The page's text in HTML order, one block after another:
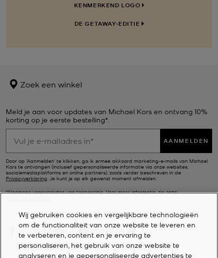
KENMERKEND LOGO
DE GETAWAY-EDITIE
Zoek een winkel
Meld je aan voor updates van Michael Kors en ontvang 10%
korting op je eerste bestelling*.
AANMELDEN
Door op ‘Aanmelden’ te klikken, ga ik ermee akkoord marketing-e-mails van Michael
Kors te ontvangen (inclusief gepersonaliseerde informatie via onze websites,
socialemediaplatforms en online partners), zoals verder beschreven in de
Privacyverklaring . Je kunt je op elk gewenst moment afmelden.
*Algemene voorwaarden van toepassing. Voor meer informatie, zie onze
Wij gebruiken cookies en vergelijkbare technologieën
om de functionaliteit van onze website te leveren en
te verbeteren, content en je ervaring te
personaliseren, het gebruik van onze website te
analyseren en je gepersonaliseerde advertenties te